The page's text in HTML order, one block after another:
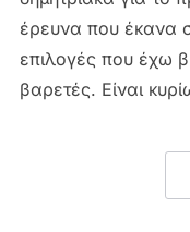
έρευνα που έκανα
επιλογές που έχω
βαρετές. Είναι